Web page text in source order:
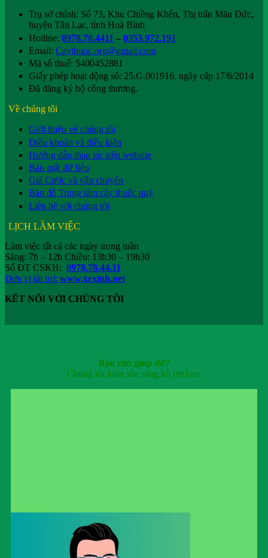
Trụ sở chính: Số 73, Khu Chiềng Khến, Thị trấn Mãn Đức,
huyện Tân Lạc, tỉnh Hoà Bình
Hotline: 0978.78.4411 – 0353.972.191
Email: Caythuoc.org@gmail.com
Mã số thuế: 5400452881
Giấy phép hoạt động số: 25.G.001916, ngày cấp 17/6/2014
Đã đăng ký bộ công thương.
Về chúng tôi
Giới thiệu về chúng tôi
Điều khoản và điều kiện
Hướng dẫn thao tác trên website
Bảo mật dữ liệu
Giá Cước và vận chuyển
Bản đồ Trung tâm cây thuốc quý
Liên hệ với chúng tôi
LỊCH LÀM VIỆC
Làm việc tất cả các ngày trong tuần
Sáng: 7h – 12h Chiều: 13h30 – 19h30
Số ĐT CSKH: 0978.78.44.11
Đơn vị tài trợ: www.xexinh.net
KẾT NỐI VỚI CHÚNG TÔI
Bạn cần giúp đỡ?
Chúng tôi luôn sẵn sàng hỗ trợ bạn.